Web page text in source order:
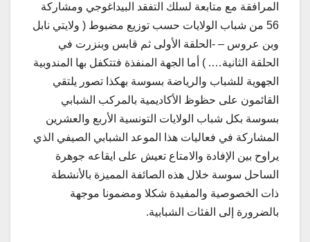
المرافقة مع متابعة لسلك التفقد البيداغوجي ومشاركة
56 من شباب الولايات حسب توزيع مضبوط ( ولايتي نابل
وبن عروس – -الحلقة الأولى ثم قابس وبنزرت في
الحلقة الثانية…. ) أما الجهة المنفذة فتتكفل بها المندوبية
الجهوية للشباب والرياضة بسوسة بهكذا تصور يلتقي
القائمون على حظوظ الأكاديمية بالمركب الشبابي
بسوسة بكل شباب الولايات التونسية الأربع والعشرين
المشاركة في فعاليات هذا الموعد الشبابي الصيفي الذي
يراوح بين الإفادة والامتاع تعيش على ايقاعه جوهرة
الساحل سوسة خلال هذه الصائفة المميزة بالأنشطة
ذات الخصوصية والمفيدة شكلا ومضمونا موجهة
بالضرورة إلى الفئات الشبابية.